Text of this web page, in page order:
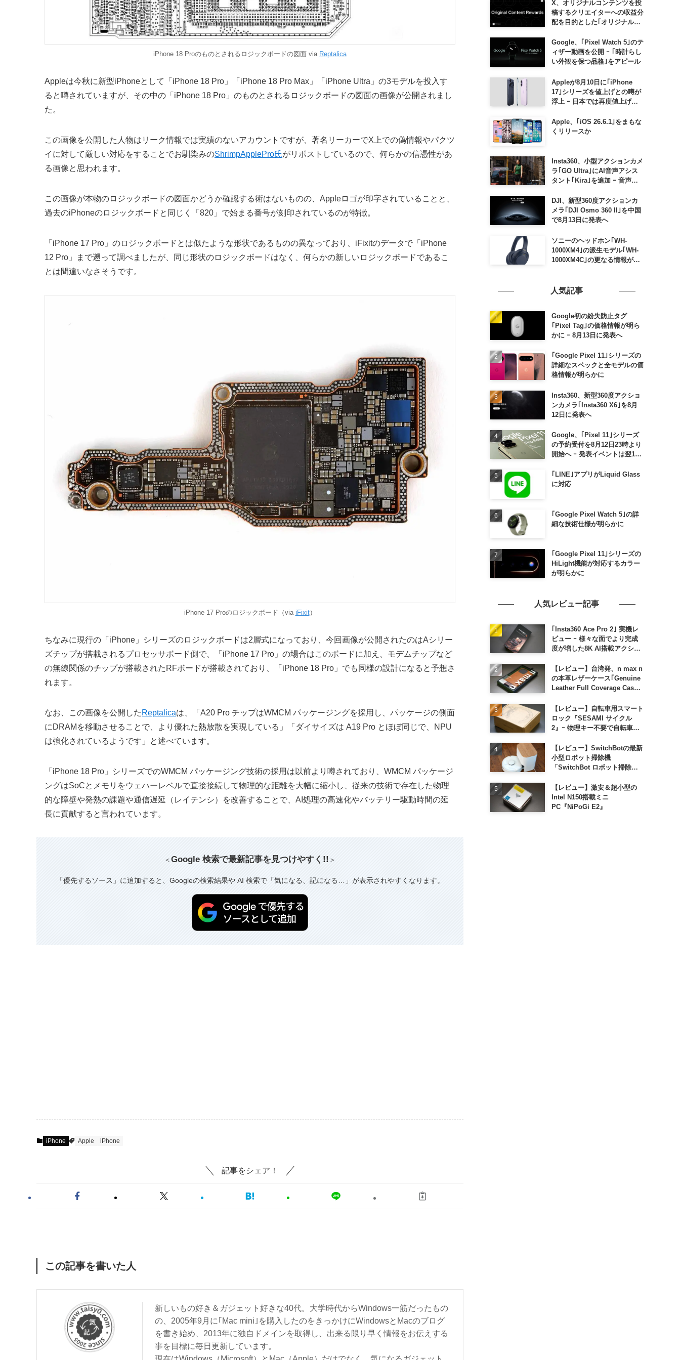
iPhone 18 Proのものとされるロジックボードの図面 via Reptalica
Appleは今秋に新型iPhoneとして「iPhone 18 Pro」「iPhone 18 Pro Max」「iPhone Ultra」の3モデルを投入す
ると噂されていますが、その中の「iPhone 18 Pro」のものとされるロジックボードの図面の画像が公開されまし
た。
この画像を公開した人物はリーク情報では実績のないアカウントですが、著名リーカーでX上での偽情報やパクツ
イに対して厳しい対応をすることでお馴染みのShrimpApplePro氏がリポストしているので、何らかの信憑性があ
る画像と思われます。
この画像が本物のロジックボードの図面かどうか確認する術はないものの、Appleロゴが印字されていることと、
過去のiPhoneのロジックボードと同じく「820」で始まる番号が刻印されているのが特徴。
「iPhone 17 Pro」のロジックボードとは似たような形状であるものの異なっており、iFixitのデータで「iPhone
12 Pro」まで遡って調べましたが、同じ形状のロジックボードはなく、何らかの新しいロジックボードであるこ
とは間違いなさそうです。
iPhone 17 Proのロジックボード（via iFixit）
ちなみに現行の「iPhone」シリーズのロジックボードは2層式になっており、今回画像が公開されたのはAシリー
ズチップが搭載されるプロセッサボード側で、「iPhone 17 Pro」の場合はこのボードに加え、モデムチップなど
の無線関係のチップが搭載されたRFボードが搭載されており、「iPhone 18 Pro」でも同様の設計になると予想さ
れます。
なお、この画像を公開した Reptalicaは、「A20 Pro チップはWMCM パッケージングを採用し、パッケージの側面
にDRAMを移動させることで、より優れた熱放散を実現している」「ダイサイズは A19 Pro とほぼ同じで、NPU
は強化されているようです」と述べています。
「iPhone 18 Pro」シリーズでのWMCM パッケージング技術の採用は以前より噂されており、WMCM パッケージ
ングはSoCとメモリをウェハーレベルで直接接続して物理的な距離を大幅に縮小し、従来の技術で存在した物理
的な障壁や発熱の課題や通信遅延（レイテンシ）を改善することで、AI処理の高速化やバッテリー駆動時間の延
長に貢献すると言われています。
＜Google 検索で最新記事を見つけやすく!! ＞
「優先するソース」に追加すると、Googleの検索結果や AI 検索で「気になる、記になる…」が表示されやすくなります。
iPhone Apple iPhone
記事をシェア！
この記事を書いた人
新しいもの好き＆ガジェット好きな40代。大学時代からWindows一筋だったもの
の、2005年9月に｢Mac mini｣を購入したのをきっかけにWindowsとMacのブログ
を書き始め、2013年に独自ドメインを取得し、出来る限り早く情報をお伝えする
事を目標に毎日更新しています。
X、オリジナルコンテンツを投
稿するクリエイターへの収益分
配を目的とした｢オリジナルコ
入へ ｰ 従来の｢収益分配｣は廃
止
Google、｢Pixel Watch 5｣のテ
ィザー動画を公開 ｰ ｢時計らし
い外観を保つ品格｣をアピール
Appleが8月10日に｢iPhone
17｣シリーズを値上げとの噂が
浮上 ｰ 日本では再度値上げの
Apple、｢iOS 26.6.1｣をまもな
くリリースか
Insta360、小型アクションカメ
ラ｢GO Ultra｣にAI音声アシス
タント｢Kira｣を追加 ｰ 音声で
などが利用可能に
DJI、新型360度アクションカ
メラ｢DJI Osmo 360 II｣を中国
で8月13日に発表へ
ソニーのヘッドホン｢WH-
1000XM4｣の派生モデル｢WH-
1000XM4C｣の更なる情報が明
人気記事
Google初の紛失防止タグ
｢Pixel Tag｣の価格情報が明ら
かに ｰ 8月13日に発表へ
｢Google Pixel 11｣シリーズの
詳細なスペックと全モデルの価
格情報が明らかに
Insta360、新型360度アクショ
ンカメラ｢Insta360 X6｣を8月
12日に発表へ
Google、｢Pixel 11｣シリーズ
の予約受付を8月12日23時より
開始へ ｰ 発表イベントは翌13
｢LINE｣アプリがLiquid Glass
に対応
｢Google Pixel Watch 5｣の詳
細な技術仕様が明らかに
｢Google Pixel 11｣シリーズの
HiLight機能が対応するカラー
が明らかに
人気レビュー記事
｢Insta360 Ace Pro 2｣ 実機レ
ビュー ｰ 様々な面でより完成
度が増した8K AI搭載アクショ
【レビュー】台湾発、n max n
の本革レザーケース｢Genuine
Leather Full Coverage Case
【レビュー】自転車用スマート
ロック『SESAMI サイクル
2』ｰ 物理キー不要で自転車の
【レビュー】SwitchBotの最新
小型ロボット掃除機
「SwitchBot ロボット掃除機
【レビュー】激安＆超小型の
Intel N150搭載ミニ
PC『NiPoGi E2』